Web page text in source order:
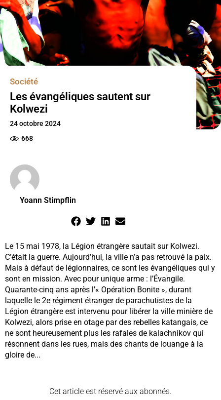
Société
Les évangéliques sautent sur
Kolwezi
24 octobre 2024
668
Yoann Stimpflin
Le 15 mai 1978, la Légion étrangère sautait sur Kolwezi.
C’était la guerre. Aujourd’hui, la ville n’a pas retrouvé la paix.
Mais à défaut de légionnaires, ce sont les évangéliques qui y
sont en mission. Avec pour unique arme : l’Évangile.
Quarante-cinq ans après l'« Opération Bonite », durant
laquelle le 2e régiment étranger de parachutistes de la
Légion étrangère est intervenu pour libérer la ville minière de
Kolwezi, alors prise en otage par des rebelles katangais, ce
ne sont heureusement plus les rafales de kalachnikov qui
résonnent dans les rues, mais des chants de louange à la
gloire de...
Cet article est réservé aux abonnés.